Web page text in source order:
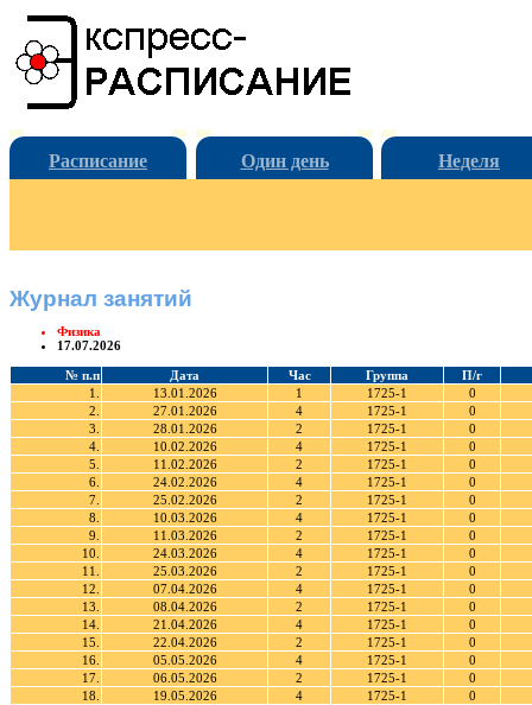
Расписание Один день Неделя
Журнал занятий
Физика
17.07.2026
№ п.п Дата Час Группа
П/г
1.
13.01.2026 1 1725-1
0
2.
27.01.2026 4 1725-1
0
3.
28.01.2026 2 1725-1
0
4.
10.02.2026 4 1725-1
0
5.
11.02.2026 2 1725-1
0
6.
24.02.2026 4 1725-1
0
7.
25.02.2026 2 1725-1
0
8.
10.03.2026 4 1725-1
0
9.
11.03.2026 2 1725-1
0
10.
24.03.2026 4 1725-1
0
11.
25.03.2026 2 1725-1
0
12.
07.04.2026 4 1725-1
0
13.
08.04.2026 2 1725-1
0
14.
21.04.2026 4 1725-1
0
15.
22.04.2026 2 1725-1
0
16.
05.05.2026 4 1725-1
0
17.
06.05.2026 2 1725-1
0
18.
19.05.2026 4 1725-1
0